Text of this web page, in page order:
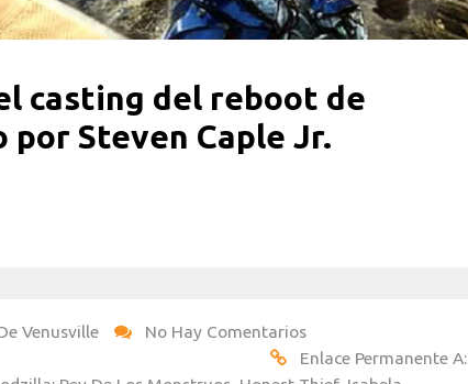
casting del reboot de
Steven Caple Jr.
Venusville
No Hay Comentarios
Enlace Permanente A: